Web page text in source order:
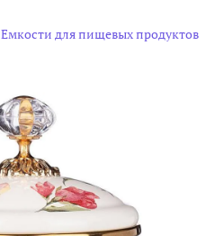
Емкости для пищевых продуктов